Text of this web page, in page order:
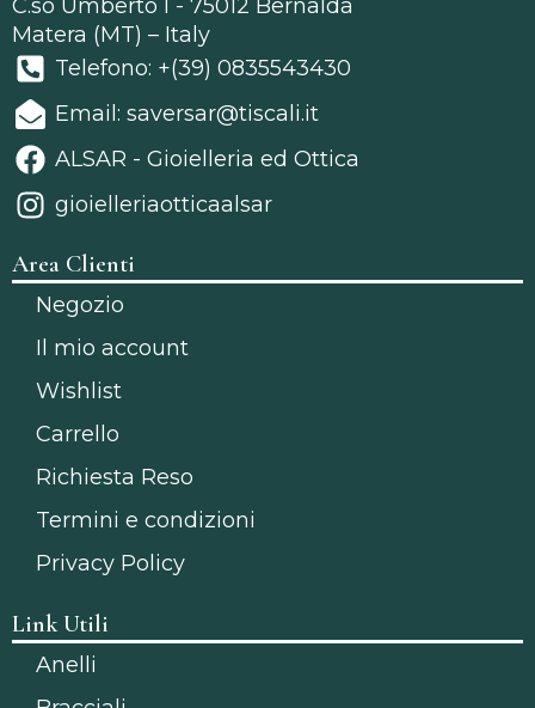
C.so Umberto I - 75012 Bernalda
Matera (MT) – Italy
Telefono: +(39) 0835543430
Email: saversar@tiscali.it
ALSAR - Gioielleria ed Ottica
gioielleriaotticaalsar
Area Clienti
Negozio
Il mio account
Wishlist
Carrello
Richiesta Reso
Termini e condizioni
Privacy Policy
Link Utili
Anelli